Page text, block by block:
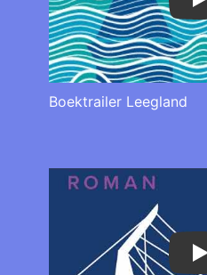
Play
Boektrailer Leegland
Play